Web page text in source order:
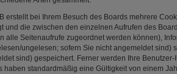
erstellt bei Ihrem Besuch des Boards mehrere
und die zwischen den einzelnen Aufrufen des
alle Seitenaufrufe zugeordnet werden können),
ungelesen; sofern Sie nicht angemeldet sind)
sind) gespeichert. Ferner werden Ihre
haben standardmäßig eine Gültigkeit von einem